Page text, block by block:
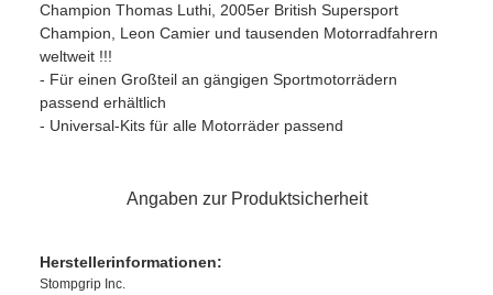
Champion Thomas Luthi, 2005er British Supersport
Champion, Leon Camier und tausenden Motorradfahrern
weltweit !!!
- Für einen Großteil an gängigen Sportmotorrädern
passend erhältlich
- Universal-Kits für alle Motorräder passend
Angaben zur Produktsicherheit
Herstellerinformationen:
Stompgrip Inc.